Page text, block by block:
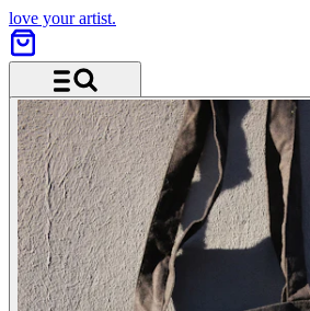
love your artist.
Menü und Suche